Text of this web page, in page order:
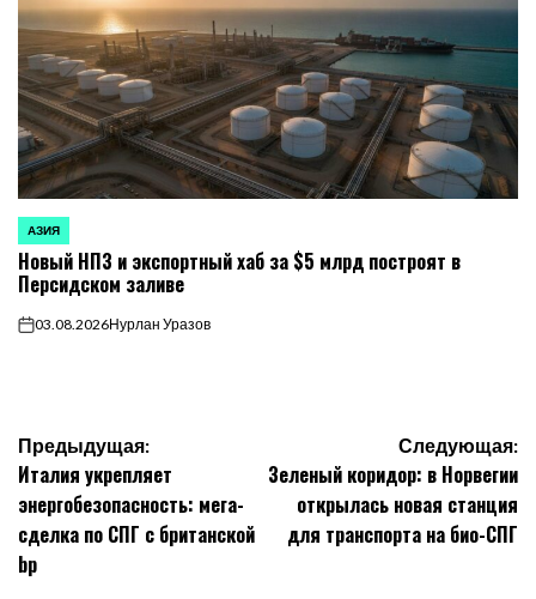
ОПУБЛИКОВАНО
В
АЗИЯ
Новый НПЗ и экспортный хаб за $5 млрд построят в
Персидском заливе
on03.08.2026Нурлан Уразов
Навигация
по
записям
Предыдущая:
Италия укрепляет
энергобезопасность: мега-
сделка по СПГ с британской
bp
Следующая:
Зеленый коридор: в Норвегии
открылась новая станция
для транспорта на био-СПГ